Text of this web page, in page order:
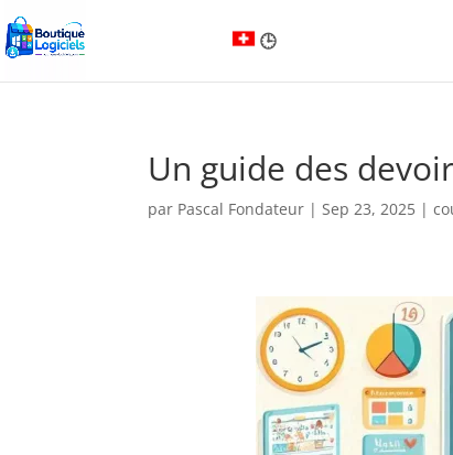
Un guide des
par Pascal Fondateur |Sep 23, 2025 |